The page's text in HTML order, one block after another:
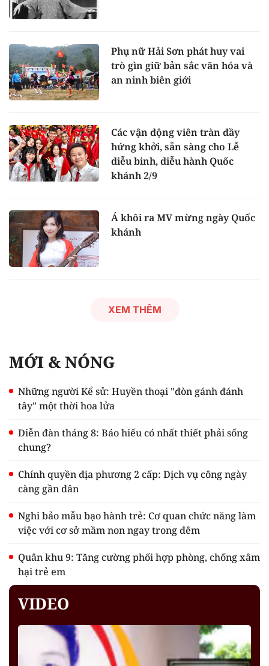
Phụ nữ Hải Sơn phát huy vai
trò gìn giữ bản sắc văn hóa và
an ninh biên giới
Các vận động viên tràn đầy
hứng khởi, sẵn sàng cho Lễ
diễu binh, diễu hành Quốc
khánh 2/9
Á khôi ra MV mừng ngày Quốc
khánh
XEM THÊM
MỚI & NÓNG
Những người Kể sử: Huyền thoại "đòn gánh đánh
tây" một thời hoa lửa
Diễn đàn tháng 8: Báo hiếu có nhất thiết phải sống
chung?
Chính quyền địa phương 2 cấp: Dịch vụ công ngày
càng gần dân
Nghi bảo mẫu bạo hành trẻ: Cơ quan chức năng làm
việc với cơ sở mầm non ngay trong đêm
Quân khu 9: Tăng cường phối hợp phòng, chống xâm
hại trẻ em
VIDEO